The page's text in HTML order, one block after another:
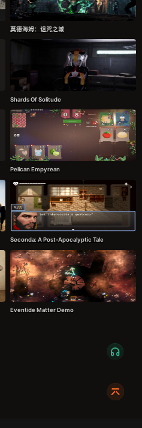
莫德海姆：诅咒之城
Shards Of Solitude
Pelican Empyrean
Seconda: A Post-Apocalyptic Tale
Eventide Matter Demo